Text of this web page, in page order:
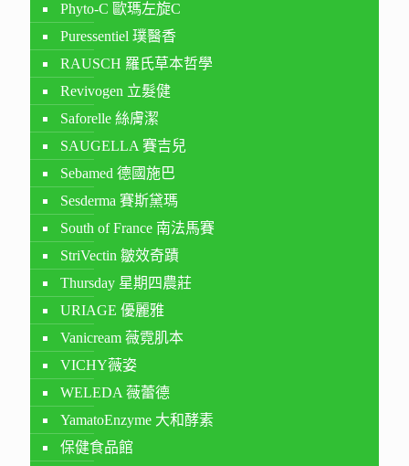
Phyto-C 歐瑪左旋C
Puressentiel 璞醫香
RAUSCH 羅氏草本哲學
Revivogen 立髮健
Saforelle 絲膚潔
SAUGELLA 賽吉兒
Sebamed 德國施巴
Sesderma 賽斯黛瑪
South of France 南法馬賽
StriVectin 皺效奇蹟
Thursday 星期四農莊
URIAGE 優麗雅
Vanicream 薇霓肌本
VICHY薇姿
WELEDA 薇蕾德
YamatoEnzyme 大和酵素
保健食品館